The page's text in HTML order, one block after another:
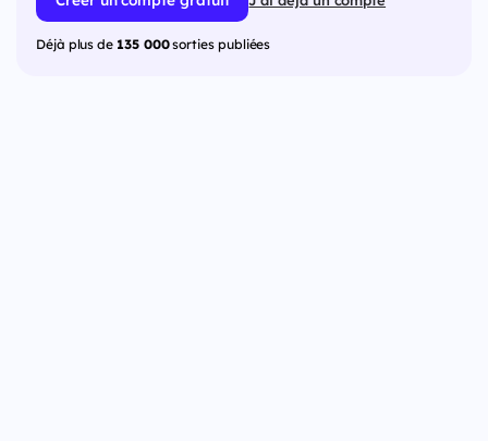
Déjà plus de 135 000sorties publiées